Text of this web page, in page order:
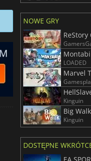
29.09
NOWE GRY
Montabi
LOADED
Marvel
Kinguin
Big Walk
Kinguin
DOSTĘPNE
EA